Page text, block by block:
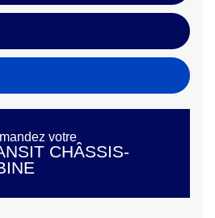
votre
CHÂSSIS-